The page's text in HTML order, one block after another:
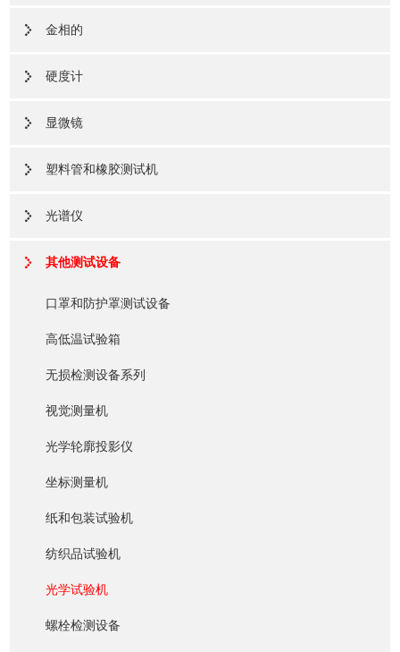
金相的
硬度计
显微镜
塑料管和橡胶测试机
光谱仪
其他测试设备
口罩和防护罩测试设备
高低温试验箱
无损检测设备系列
视觉测量机
光学轮廓投影仪
坐标测量机
纸和包装试验机
纺织品试验机
光学试验机
螺栓检测设备